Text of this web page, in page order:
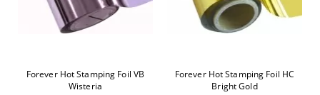
Forever Hot Stamping Foil VB
Wisteria
Forever Hot Stamping Foil HC
Bright Gold